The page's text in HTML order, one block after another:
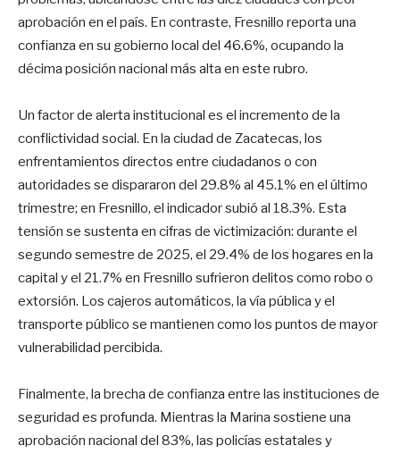
aprobación en el país. En contraste, Fresnillo reporta una
confianza en su gobierno local del 46.6%, ocupando la
décima posición nacional más alta en este rubro.
Un factor de alerta institucional es el incremento de la
conflictividad social. En la ciudad de Zacatecas, los
enfrentamientos directos entre ciudadanos o con
autoridades se dispararon del 29.8% al 45.1% en el último
trimestre; en Fresnillo, el indicador subió al 18.3%. Esta
tensión se sustenta en cifras de victimización: durante el
segundo semestre de 2025, el 29.4% de los hogares en la
capital y el 21.7% en Fresnillo sufrieron delitos como robo o
extorsión. Los cajeros automáticos, la vía pública y el
transporte público se mantienen como los puntos de mayor
vulnerabilidad percibida.
Finalmente, la brecha de confianza entre las instituciones de
seguridad es profunda. Mientras la Marina sostiene una
aprobación nacional del 83%, las policías estatales y